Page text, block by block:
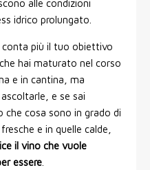
alle condizioni
idrico prolungato.
più il tuo obiettivo
hai maturato nel corso
e in cantina, ma
e se sai
che cosa sono in grado di
e in quelle calde,
il vino che vuole
essere.